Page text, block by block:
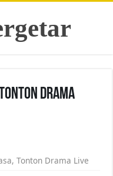
Drama
,Tonton Drama Live